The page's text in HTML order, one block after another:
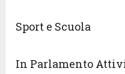
Sport e Scuola
In Parlamento